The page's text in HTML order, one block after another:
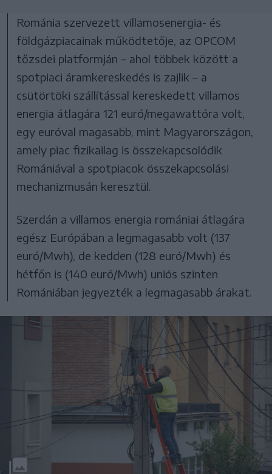
Románia szervezett villamosenergia- és
földgázpiacainak működtetője, az OPCOM
tőzsdei platformján – ahol többek között a
spotpiaci áramkereskedés is zajlik – a
csütörtöki szállítással kereskedett villamos
energia átlagára 121 euró/megawattóra volt,
egy euróval magasabb, mint Magyarországon,
amely piac fizikailag is összekapcsolódik
Romániával a spotpiacok összekapcsolási
mechanizmusán keresztül.
Szerdán a villamos energia romániai átlagára
egész Európában a legmagasabb volt (137
euró/Mwh), de kedden (128 euró/Mwh) és
hétfőn is (140 euró/Mwh) uniós szinten
Romániában jegyezték a legmagasabb árakat.